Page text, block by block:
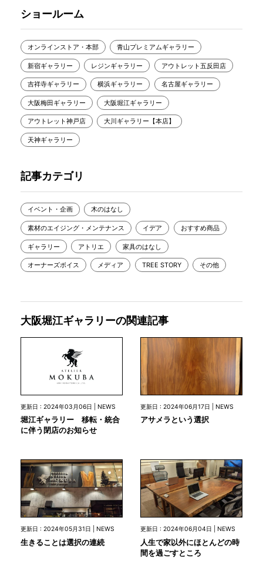
ショールーム
オンラインストア・本部 青山プレミアムギャラリー
新宿ギャラリー レジンギャラリー アウトレット五反田店
吉祥寺ギャラリー 横浜ギャラリー 名古屋ギャラリー
大阪梅田ギャラリー 大阪堀江ギャラリー
アウトレット神戸店 大川ギャラリー【本店】
天神ギャラリー
記事カテゴリ
イベント・企画 木のはなし
素材のエイジング・メンテナンス イデア おすすめ商品
ギャラリー アトリエ 家具のはなし
オーナーズボイス メディア TREE STORY その他
大阪堀江ギャラリーの関連記事
更新日 : 2024年03月06日 | NEWS
堀江ギャラリー 移転・統合
に伴う閉店のお知らせ
更新日 : 2024年06月17日 | NEWS
アサメラという選択
更新日 : 2024年05月31日 | NEWS
生きることは選択の連続
更新日 : 2024年06月04日 | NEWS
人生で家以外にほとんどの時
間を過ごすところ